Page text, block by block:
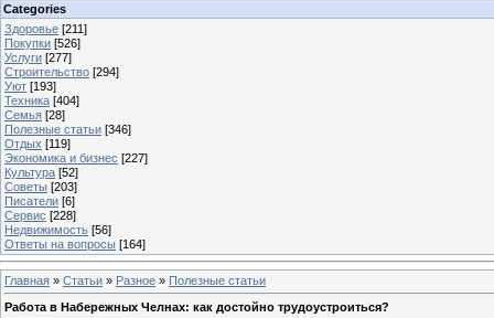
Categories
Здоровье [211]
Покупки [526]
Услуги [277]
Строительство [294]
Уют [193]
Техника [404]
Семья [28]
Полезные статьи [346]
Отдых [119]
Экономика и бизнес [227]
Культура [52]
Советы [203]
Писатели [6]
Сервис [228]
Недвижимость [56]
Ответы на вопросы [164]
Главная » Статьи » Разное » Полезные статьи
Работа в Набережных Челнах: как достойно трудоустроиться?